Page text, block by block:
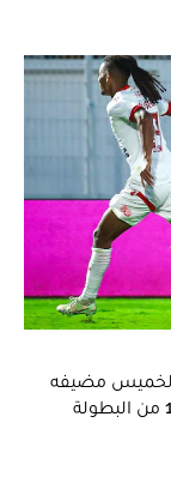
الخميس مضيفه
نادي الجيش الملكي، برسم مؤجل الجولة الـ 13 من البطولة